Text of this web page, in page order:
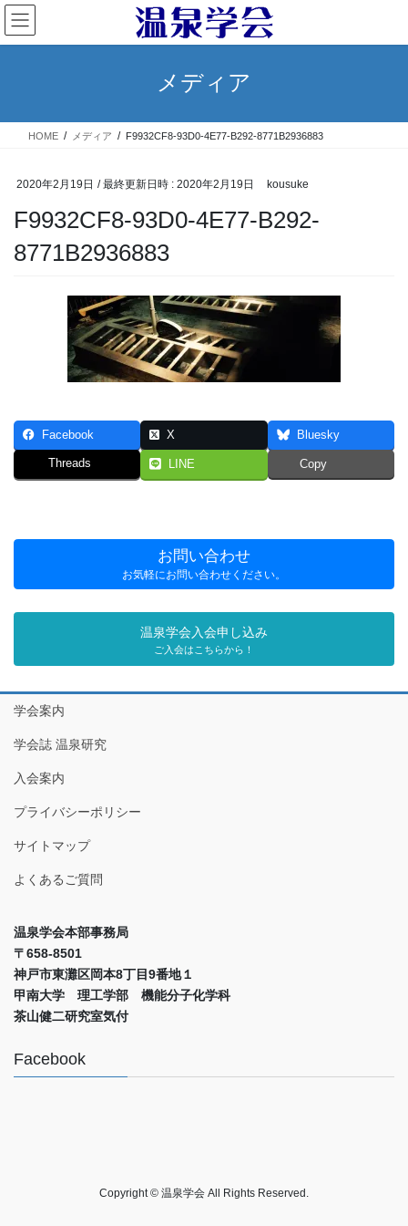
コ
ン
テ
ス
ナ
ビ
ゲ
ン
メディア
HOME メディア F9932CF8-93D0-4E77-B292-8771B2936883
2020年2月19日 / 最終更新日時 : 2020年2月19日 kousuke
F9932CF8-93D0-4E77-B292-
8771B2936883
Facebook X Bluesky
Threads LINE Copy
お問い合わせ
お気軽にお問い合わせください。
温泉学会入会申し込み
ご入会はこちらから！
学会案内
学会誌 温泉研究
入会案内
プライバシーポリシー
サイトマップ
よくあるご質問
温泉学会本部事務局
〒658-8501
神戸市東灘区岡本8丁目9番地１
甲南大学 理工学部 機能分子化学科
茶山健二研究室気付
Facebook
Copyright © 温泉学会 All Rights Reserved.